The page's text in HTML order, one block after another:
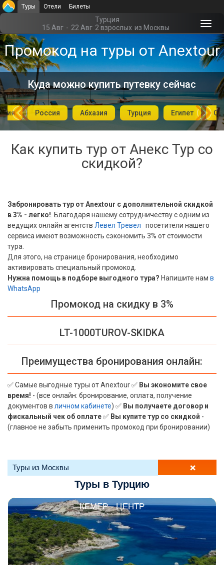
Туры Отели Билеты
Турция
15 Авг - 22 Авг 2 взрослых из Москвы
Промокод на туры от Anextour
Куда можно купить путевку сейчас
Россия Абхазия Турция Египет
Как купить тур от Анекс Тур со
скидкой?
Забронировать тур от Anextour с дополнительной скидкой
в 3% - легко! . Благодаря нашему сотрудничеству с одним из
ведущих онлайн агентств Левел Тревел
посетители нашего
сервиса имеют возможность сэкономить 3% от стоимости
тура.
Для этого, на странице бронирования, необходимо
активировать специальный промокод.
Нужна помощь в подборе выгодного тура? Напишите нам в
WhatsApp
Промокод на скидку в 3%
LT-1000TUROV-SKIDKA
Преимущества бронирования онлайн:
✅ Самые выгодные туры от Anextour ✅ Вы экономите свое
время! - (все онлайн: бронирование, оплата, получение
документов в личном кабинете) ✅ Вы получаете договор и
фискальный чек об оплате✅ Вы купите тур со скидкой -
(главное не забыть применить промокод при бронировании)
Туры из Москвы +
Туры в Турцию
КЕМЕР - ЦЕНТР
Офис г. Москва
Помощь
Подборки отелей
Турция
Таиланд
ОАЭ
Шри Ланка
Бали
Вьетнам
Северный Гоа
Абхазия
Большой Сочи
Кав Мин Воды
Экскурсионные туры
VIP отели 5 звезд
ТОП 10 недорогих отелей
Лучшие отели 4* звезды
Недорогие отели 4*
звезды
Лучшие отели 3* звезды